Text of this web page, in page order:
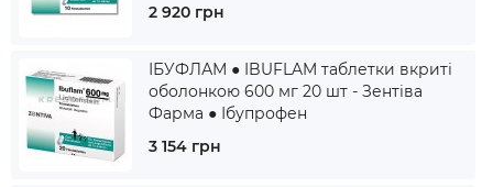
2 920 грн
ІБУФЛАМ ● IBUFLAM таблетки вкриті
оболонкою 600 мг 20 шт - Зентіва
Фарма ● Ібупрофен
3 154 грн